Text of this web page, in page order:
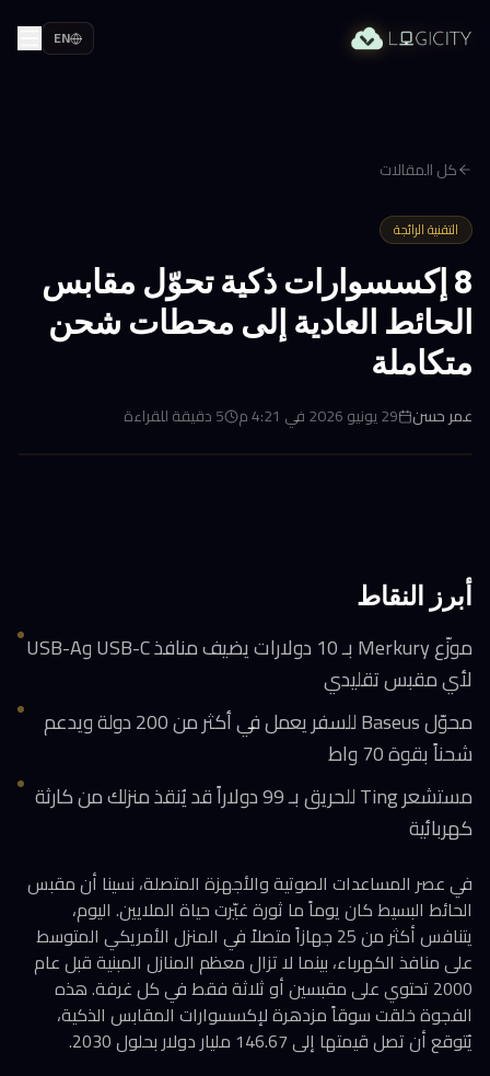
EN
كل المقالات
التقنية الرائجة
8 إكسسوارات ذكية تحوّل مقابس
الحائط العادية إلى محطات شحن
متكاملة
عمر حسن 29 يونيو 2026 في 4:21 م 5دقيقة للقراءة
أبرز النقاط
موزّع Merkury بـ 10 دولارات يضيف منافذ USB-C وUSB-A
لأي مقبس تقليدي
محوّل Baseus للسفر يعمل في أكثر من 200 دولة ويدعم
شحناً بقوة 70 واط
مستشعر Ting للحريق بـ 99 دولاراً قد يُنقذ منزلك من كارثة
كهربائية
في عصر المساعدات الصوتية والأجهزة المتصلة، نسينا أن مقبس
الحائط البسيط كان يوماً ما ثورة غيّرت حياة الملايين. اليوم،
يتنافس أكثر من 25 جهازاً متصلاً في المنزل الأمريكي المتوسط
على منافذ الكهرباء، بينما لا تزال معظم المنازل المبنية قبل عام
2000 تحتوي على مقبسين أو ثلاثة فقط في كل غرفة. هذه
الفجوة خلقت سوقاً مزدهرة لإكسسوارات المقابس الذكية،
يُتوقع أن تصل قيمتها إلى 146.67 مليار دولار بحلول 2030.